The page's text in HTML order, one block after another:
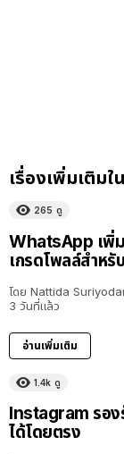
เรื่องเพิ่มเติม
265 ดู
WhatsApp เพิ่
เกรดโพลล์สำห
โดย Nattida
3 วันที่แล้ว
อ่านเพิ่มเติม
1.4k ดู
Instagram รอ
ได้โดยตรง